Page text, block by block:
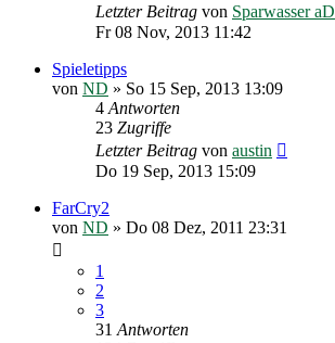
Letzter Beitrag von Sparwasser aD
Fr 08 Nov, 2013 11:42
Spieletipps
von ND » So 15 Sep, 2013 13:09
4Antworten
23 Zugriffe
Letzter Beitrag von austin
Do 19 Sep, 2013 15:09
FarCry2
von ND » Do 08 Dez, 2011 23:31
1
2
3
31Antworten